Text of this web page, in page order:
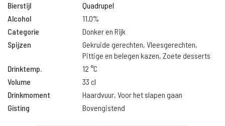
Bierstijl
Quadrupel
Alcohol
11.0%
Categorie
Donker en Rijk
Spijzen
Gekruide gerechten, Vleesgerechten,
Pittige en belegen kazen, Zoete desserts
Drinktemp.
12 °C
Volume
33 cl
Drinkmoment
Haardvuur, Voor het slapen gaan
Gisting
Bovengistend